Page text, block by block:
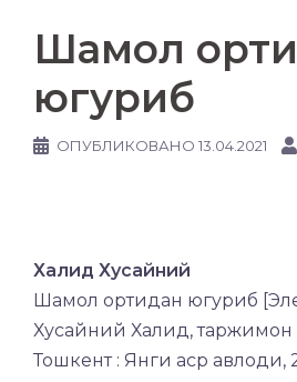
Шамол
югуриб
ОПУБЛИКОВАНО 13.04.2021
Халид Хусайний
Шамол ортидан югуриб
Хусайний Халид, таржимон
Тошкент : Янги аср авлоди,